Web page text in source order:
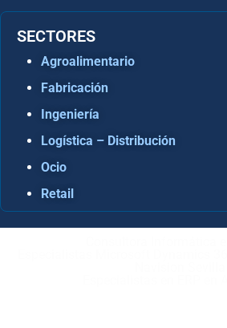
SECTORES
Agroalimentario
Fabricación
Ingeniería
Logística – Distribución
Ocio
Retail